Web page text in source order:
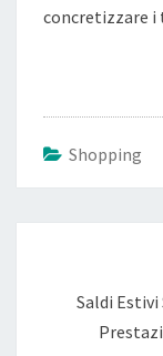
concretizzare i
Shopping
Saldi Estivi